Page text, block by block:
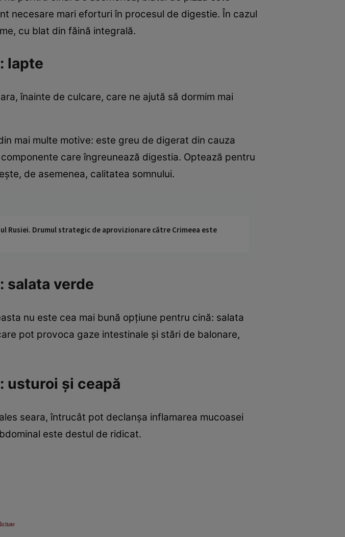
necesare mari eforturi în procesul de digestie. În cazul
cu blat din făină integrală.
lapte
înainte de culcare, care ne ajută să dormim mai
mai multe motive: este greu de digerat din cauza
care îngreunează digestia. Optează pentru
de asemenea, calitatea somnului.
Rusiei. Drumul strategic de aprovizionare către Crimeea este
salata verde
nu este cea mai bună opţiune pentru cină: salata
pot provoca gaze intestinale şi stări de balonare,
usturoi şi ceapă
seara, întrucât pot declanşa inflamarea mucoasei
este destul de ridicat.